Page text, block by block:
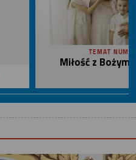
TEMAT
Miłość z